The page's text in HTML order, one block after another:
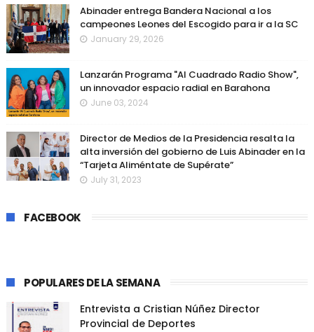
Abinader entrega Bandera Nacional a los
campeones Leones del Escogido para ir a la SC
January 29, 2026
Lanzarán Programa "Al Cuadrado Radio Show",
un innovador espacio radial en Barahona
June 03, 2024
Director de Medios de la Presidencia resalta la
alta inversión del gobierno de Luis Abinader en la
“Tarjeta Aliméntate de Supérate”
July 31, 2023
FACEBOOK
POPULARES DE LA SEMANA
Entrevista a Cristian Núñez Director
Provincial de Deportes